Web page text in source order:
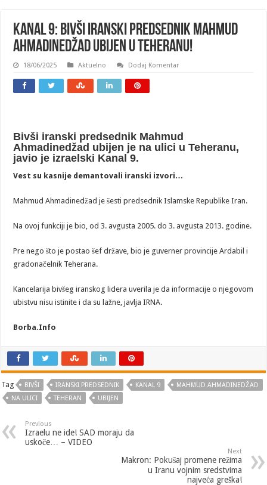
Kanal 9: Bivši iranski predsednik Mahmud
Ahmadinedžad ubijen u Teheranu!
18/06/2025 Aktuelno Dodaj Komentar
Bivši iranski predsednik Mahmud
Ahmadinedžad ubijen je na ulici u Teheranu,
javio je izraelski Kanal 9.
Vest su kasnije demantovali iranski izvori…
Mahmud Ahmadinedžad je šesti predsednik Islamske Republike Iran.
Na ovoj funkciji je bio, od 3. avgusta 2005. do 3. avgusta 2013. godine.
Pre nego što je postao šef države, bio je guverner provincije Ardabil i
gradonačelnik Teherana.
Kancelarija bivšeg iranskog lidera uverila je da informacije o njegovom
ubistvu nisu istinite i da su lažne, javlja IRNA.
Borba.Info
Tag BIVŠI IRANSKI PREDSEDNIK KANAL 9
MAHMUD AHMADINEDŽAD
NA ULICI
TEHERAN UBIJEN
Previous
Izraelu ne ide! SAD moraju da
uskoče… – VIDEO
Next
Makron: Pokušaj promene režima
u Iranu vojnim sredstvima
najveća greška!